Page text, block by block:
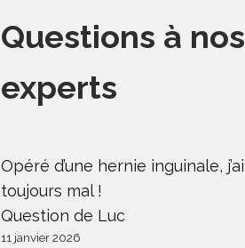
Questions à nos
experts
Opéré d’une hernie inguinale, j’ai
toujours mal !
Question de Luc
11 janvier 2026